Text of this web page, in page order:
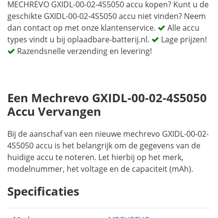
MECHREVO GXIDL-00-02-4S5050 accu kopen? Kunt u de
geschikte GXIDL-00-02-4S5050 accu niet vinden? Neem
dan contact op met onze klantenservice.
Alle accu
types vindt u bij oplaadbare-batterij.nl.
Lage prijzen!
Razendsnelle verzending en levering!
Een Mechrevo GXIDL-00-02-4S5050
Accu Vervangen
Bij de aanschaf van een nieuwe mechrevo GXIDL-00-02-
4S5050 accu is het belangrijk om de gegevens van de
huidige accu te noteren. Let hierbij op het merk,
modelnummer, het voltage en de capaciteit (mAh).
Specificaties